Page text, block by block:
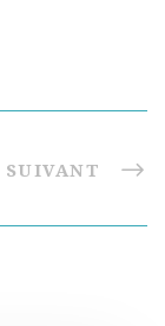
SUIVANT